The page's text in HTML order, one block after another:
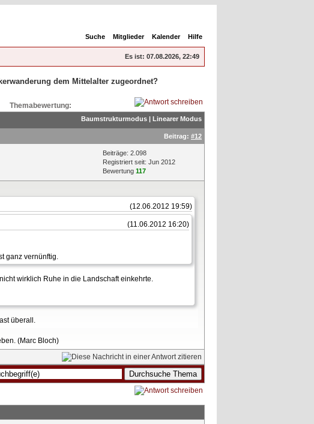
Suche Mitglieder Kalender Hilfe
Es ist: 07.08.2026, 22:49
dem Mittelalter zugeordnet?
Themabewertung:
Baumstrukturmodus | Linearer Modus
Beitrag: #12
Beiträge: 2.098
Registriert seit: Jun 2012
Bewertung 117
(12.06.2012 19:59)
(11.06.2012 16:20)
ganz vernünftig.
wirklich Ruhe in die Landschaft einkehrte.
überall.
(Marc Bloch)